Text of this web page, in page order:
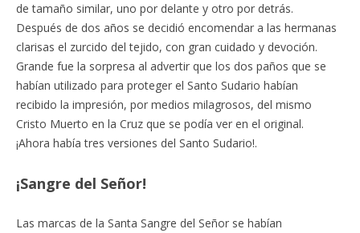
de tamaño similar, uno por delante y otro por detrás.
Después de dos años se decidió encomendar a las hermanas
clarisas el zurcido del tejido, con gran cuidado y devoción.
Grande fue la sorpresa al advertir que los dos paños que se
habían utilizado para proteger el Santo Sudario habían
recibido la impresión, por medios milagrosos, del mismo
Cristo Muerto en la Cruz que se podía ver en el original.
¡Ahora había tres versiones del Santo Sudario!.
¡Sangre del Señor!
Las marcas de la Santa Sangre del Señor se habían